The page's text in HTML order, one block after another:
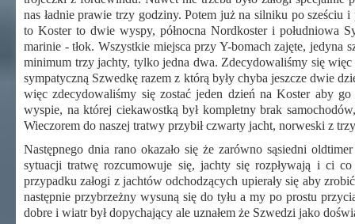
nas ładnie prawie trzy godziny. Potem już na silniku po
to Koster to dwie wyspy, północna Nordkoster i południowa
marinie - tłok. Wszystkie miejsca przy Y-bomach zajęte,
minimum trzy jachty, tylko jedna dwa. Zdecydowaliśmy się
sympatyczną Szwedkę razem z którą były chyba jeszcze dwie
więc zdecydowaliśmy się zostać jeden dzień na Koster aby
wyspie, na której ciekawostką był kompletny brak
Wieczorem do naszej tratwy przybił czwarty jacht, norweski z
Następnego dnia rano okazało się że zarówno sąsiedni
sytuacji tratwę rozcumowuje się, jachty się rozpływają i ci
przypadku załogi z jachtów odchodzących upierały się aby
następnie przybrzeżny wysuną się do tyłu a my po prostu
dobre i wiatr był dopychający ale uznałem że Szwedzi jako